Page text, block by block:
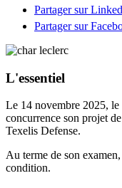
Partager sur
Partager sur
L'essentiel
Le 14 novembre 2025,
concurrence son projet
Texelis Defense.
Au terme de son
condition.